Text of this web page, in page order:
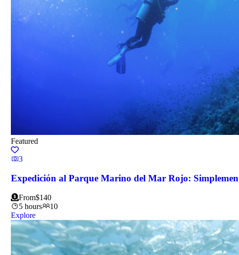
Featured
3
Expedición al Parque Marino del Mar Rojo:
From$140
5 hours
10
Explore